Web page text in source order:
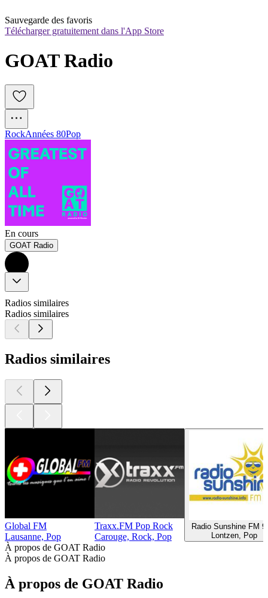
Sauvegarde des favoris
Télécharger gratuitement dans l'App Store
GOAT Radio
RockAnnées 80Pop
En cours
GOAT Radio
Radios similaires
Radios similaires
Radios similaires
Global FM
Lausanne, Pop
Traxx.FM Pop Rock
Carouge, Rock, Pop
Radio Sunshine FM
Lontzen, Pop
À propos de GOAT Radio
À propos de GOAT Radio
À propos de GOAT Radio